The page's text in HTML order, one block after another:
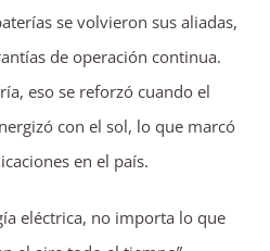
se volvieron sus aliadas,
de operación continua.
eso se reforzó cuando el
con el sol, lo que marcó
en el país.
eléctrica, no importa lo que